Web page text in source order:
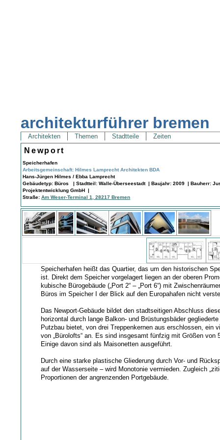
architekturführer bremen
Architekten Themen Stadtteile Zeiten
Newport
Speicherhafen
Arbeitsgemeinschaft: Hilmes Lamprecht Architekten BDA
Hans-Jürgen Hilmes / Ebba Lamprecht
Gebäudetyp: Büros | Stadtteil: Walle-Überseestadt | Baujahr: 2009 | Bauherr:
Projektentwicklung GmbH |
Straße:Am Weser-Terminal 1, 28217 Bremen
Speicherhafen heißt das Quartier, das um den historischen
ist. Direkt dem Speicher vorgelagert liegen an der oberen
kubische Bürogebäude („Port 2“ – „Port 6“) mit
Büros im Speicher I der Blick auf den Europahafen nicht
Das Newport-Gebäude bildet den stadtseitigen Abschluss
horizontal durch lange Balkon- und Brüstungsbäder
Putzbau bietet, von drei Treppenkernen aus erschlossen, ein
von „Bürolofts“ an. Es sind insgesamt fünfzig mit Größen von
Einige davon sind als Maisonetten ausgeführt.
Durch eine starke plastische Gliederung durch Vor- und
auf der Wasserseite – wird Monotonie vermieden. Zugleich
Proportionen der angrenzenden Portgebäude.